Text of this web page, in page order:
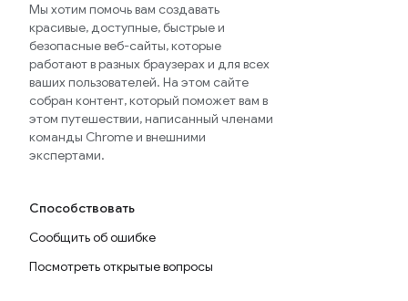
Мы хотим помочь вам создавать
красивые, доступные, быстрые и
безопасные веб-сайты, которые
работают в разных браузерах и для всех
ваших пользователей. На этом сайте
собран контент, который поможет вам в
этом путешествии, написанный членами
команды Chrome и внешними
экспертами.
Способствовать
Сообщить об ошибке
Посмотреть открытые вопросы